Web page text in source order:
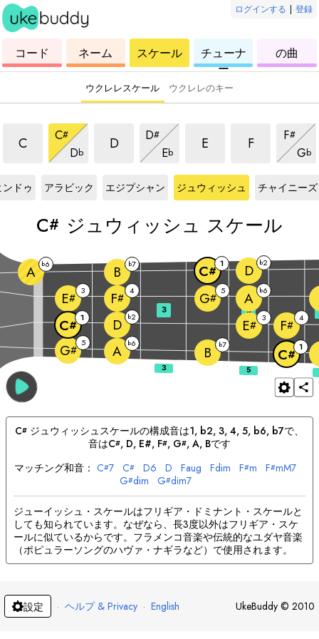
ログインする | 登録
ク
レ
コード
コ
ー
ド
ネーム
ウ
ク
レ
レ
スケール
ク
レ
レ
チューナ
ー
ク
レ
の曲
ウクレレスケール ウクレレのキー
C
ジュウィッシュスケール
C#
ジュウィッシュスケール
Db
ジュウィッシュスケール
D
ジュウィッシュスケール
D#
ジュウィッシュスケール
Eb
ジュウィッシュスケール
E
ジュウィッシュスケ
F
ジュウィッ
F#
ジュウ
Gb
ジュ
ンドゥ
アラビック
エジプシャン
ジュウィッシュ
チャイニーズ
C# ジュウィッシュ スケール
G# 5 A b6 B b7
C# 1
C# 1 D b2 E# 3 F# 4
E# 3 F# 4 G# 5 A b6
A b6 B b7 C# 1 D b2
3 5
C# ジュウィッシュスケールの構成音は1, b2, 3, 4, 5, b6, b7で、
音はC#, D, E#, F#, G#, A, Bです
マッチング和音： C#7 C# D6 D Faug Fdim F#m F#mM7
G#dim G#dim7
ジューイッシュ・スケールはフリギア・ドミナント・スケールと
しても知られています。なぜなら、長3度以外はフリギア・スケ
ールに似ているからです。フラメンコ音楽や伝統的なユダヤ音楽
（ポピュラーソングのハヴァ・ナギラなど）で使用されます。
設定 · ヘルプ & Privacy · English UkeBuddy © 2010